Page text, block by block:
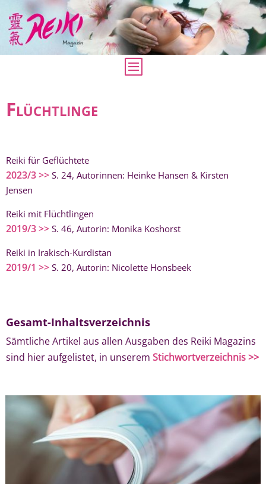
Flüchtlinge
Reiki für Geflüchtete
2023/3 >> S. 24, Autorinnen: Heinke Hansen & Kirsten
Jensen
Reiki mit Flüchtlingen
2019/3 >> S. 46, Autorin: Monika Koshorst
Reiki in Irakisch-Kurdistan
2019/1 >> S. 20, Autorin: Nicolette Honsbeek
Gesamt-Inhaltsverzeichnis
Sämtliche Artikel aus allen Ausgaben des Reiki Magazins
sind hier aufgelistet, in unserem Stichwortverzeichnis >>